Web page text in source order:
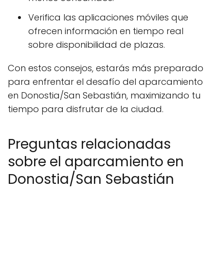
Verifica las aplicaciones móviles que
ofrecen información en tiempo real
sobre disponibilidad de plazas.
Con estos consejos, estarás más preparado
para enfrentar el desafío del aparcamiento
en Donostia/San Sebastián, maximizando tu
tiempo para disfrutar de la ciudad.
Preguntas relacionadas
sobre el aparcamiento en
Donostia/San Sebastián